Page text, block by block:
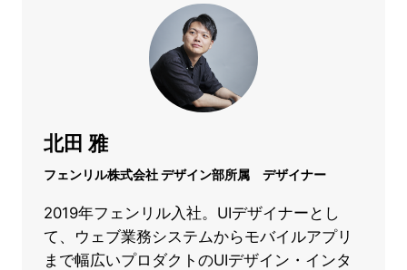
北田 雅
フェンリル株式会社 デザイン部所属 デザイナー
2019年フェンリル入社。UIデザイナーとし
て、ウェブ業務システムからモバイルアプリ
まで幅広いプロダクトのUIデザイン・インタ